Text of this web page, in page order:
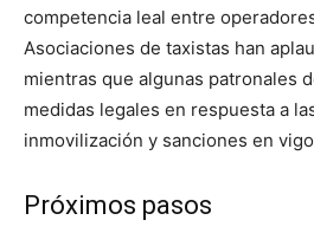
competencia leal entre
Asociaciones de taxistas han
mientras que algunas patronales
medidas legales en respuesta a
inmovilización y sanciones en
Próximos pasos